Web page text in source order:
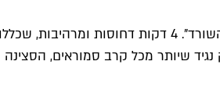
שיותר מכל קרב סמוראים,